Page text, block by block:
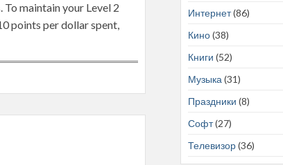
maintain your Level 2
points per dollar spent,
Интернет(86)
Кино(38)
Книги (52)
Музыка (31)
Праздники (8)
Софт(27)
Телевизор(36)